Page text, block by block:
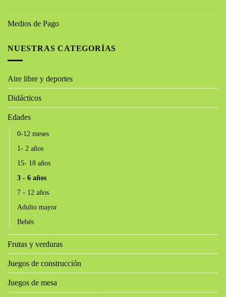
Medios de Pago
NUESTRAS CATEGORÍAS
Aire libre y deportes
Didácticos
Edades
0-12 meses
1- 2 años
15- 18 años
3 - 6 años
7 - 12 años
Adulto mayor
Bebés
Frutas y verduras
Juegos de construcción
Juegos de mesa